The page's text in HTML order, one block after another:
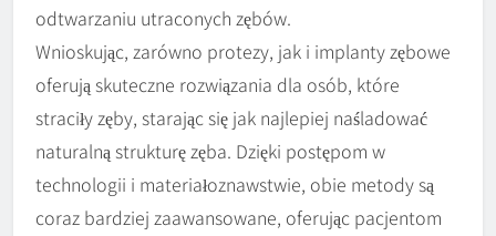
odtwarzaniu utraconych zębów.
Wnioskując, zarówno protezy, jak i implanty zębowe
oferują skuteczne rozwiązania dla osób, które
straciły zęby, starając się jak najlepiej naśladować
naturalną strukturę zęba. Dzięki postępom w
technologii i materiałoznawstwie, obie metody są
coraz bardziej zaawansowane, oferując pacjentom